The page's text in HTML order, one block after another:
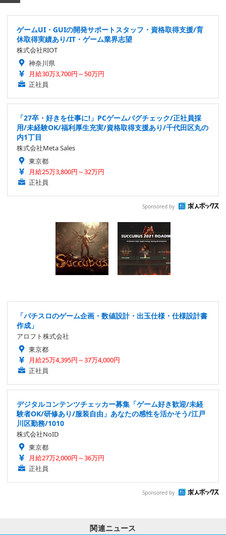
ゲームUI・GUIの開発サポートスタッフ・資格取得支援/育
休取得実績あり/IT・ゲーム業界志望
株式会社RIOT
神奈川県
月給30万3,700円～50万円
正社員
「27卒・好きを仕事に!」PCゲームバグチェック/正社員採
用/未経験OK/福利厚生充実/資格取得支援あり/千代田区丸の
内1丁目
株式会社Meta Sales
東京都
月給25万3,800円～32万円
正社員
Sponsored by
「パチスロのゲーム企画・数値設計・出玉仕様・仕様設計書
作成」
アロフト株式会社
東京都
月給25万4,395円～37万4,000円
正社員
デジタルコンテンツチェッカー募集「ゲーム好き歓迎/未経
験者OK/研修あり/服装自由」あなたの感性を活かそう/江戸
川区勤務/1010
株式会社NoID
東京都
月給27万2,000円～36万円
正社員
Sponsored by
関連ニュース